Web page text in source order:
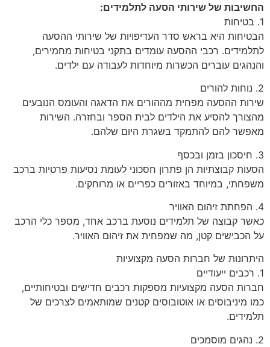
החשיבות של שירותי הסעה לתלמידים:
1. בטיחות
הבטיחות היא בראש סדר העדיפויות של שירותי ההסעה
לתלמידים. רכבי ההסעה עומדים בתקני בטיחות מחמירים,
והנהגים עוברים הכשרות מיוחדות לעבודה עם ילדים.
2. נוחות להורים
שירות ההסעה מפחית מההורים את הדאגה והעומס הנובעים
מהצורך להסיע את הילדים לבית הספר ובחזרה. השירות
מאפשר להם להתמקד בשגרת היום שלהם.
3. חיסכון בזמן ובכסף
הסעות קבוצתיות הן פתרון חסכוני לעומת נסיעות פרטיות ברכב
משפחתי, במיוחד באזורים כפריים או מרוחקים.
4. הפחתת זיהום האוויר
כאשר קבוצה של תלמידים נוסעת ברכב אחד, מספר כלי הרכב
על הכבישים קטן, מה שמפחית את זיהום האוויר.
היתרונות של חברות הסעה מקצועיות
1. רכבים ייעודיים
חברות הסעה מקצועיות מספקות רכבים חדישים ובטיחותיים,
כמו מיניבוסים או אוטובוסים קטנים שמותאמים לצרכים של
תלמידים.
2. נהגים מוסמכים